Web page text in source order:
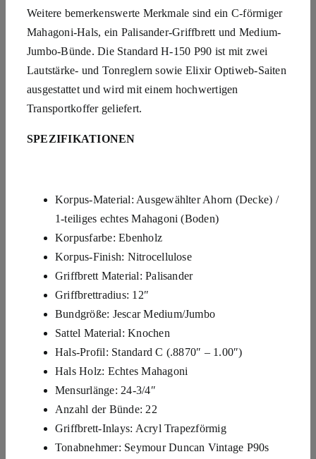
Weitere bemerkenswerte Merkmale sind ein C-förmiger
Mahagoni-Hals, ein Palisander-Griffbrett und Medium-
Jumbo-Bünde. Die Standard H-150 P90 ist mit zwei
Lautstärke- und Tonreglern sowie Elixir Optiweb-Saiten
ausgestattet und wird mit einem hochwertigen
Transportkoffer geliefert.
SPEZIFIKATIONEN
Korpus-Material: Ausgewählter Ahorn (Decke) /
1-teiliges echtes Mahagoni (Boden)
Korpusfarbe: Ebenholz
Korpus-Finish: Nitrocellulose
Griffbrett Material: Palisander
Griffbrettradius: 12″
Bundgröße: Jescar Medium/Jumbo
Sattel Material: Knochen
Hals-Profil: Standard C (.8870″ – 1.00″)
Hals Holz: Echtes Mahagoni
Mensurlänge: 24-3/4″
Anzahl der Bünde: 22
Griffbrett-Inlays: Acryl Trapezförmig
Tonabnehmer: Seymour Duncan Vintage P90s